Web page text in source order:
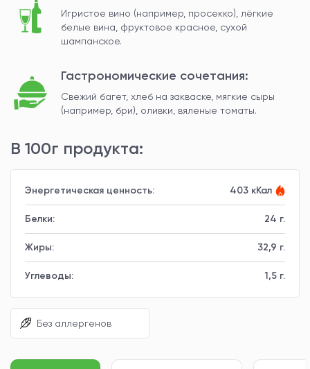
Игристое вино (например, просекко), лёгкие
белые вина, фруктовое красное, сухой
шампанское.
Гастрономические сочетания:
Свежий багет, хлеб на закваске, мягкие сыры
(например, бри), оливки, вяленые томаты.
В 100г продукта:
Энергетическая ценность: 403 кКал
Белки: 24 г.
Жиры: 32,9 г.
Углеводы: 1,5 г.
Без аллергенов